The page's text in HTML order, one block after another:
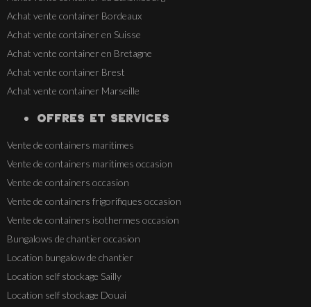
Achat vente container Bordeaux
Achat vente container en Suisse
Achat vente container en Bretagne
Achat vente container Brest
Achat vente container Marseille
OFFRES ET SERVICES
Vente de containers maritimes
Vente de containers maritimes occasion
Vente de containers occasion
Vente de containers frigorifiques occasion
Vente de containers isothermes occasion
Bungalows de chantier occasion
Location bungalow de chantier
Location self stockage Sailly
Location self stockage Douai